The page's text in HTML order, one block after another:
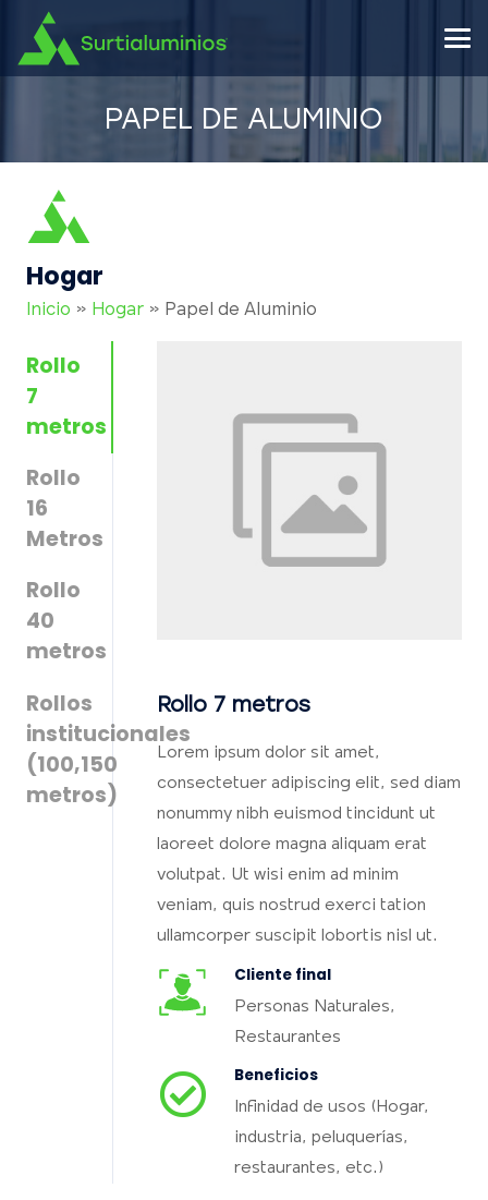
PAPEL DE ALUMINIO
Hogar
Inicio » Hogar » Papel de Aluminio
Rollo
7
metros
Rollo
16
Metros
Rollo
40
metros
Rollos
institucionales
(100,150
metros)
Rollo 7 metros
Lorem ipsum dolor sit amet,
consectetuer adipiscing elit, sed diam
nonummy nibh euismod tincidunt ut
laoreet dolore magna aliquam erat
volutpat. Ut wisi enim ad minim
veniam, quis nostrud exerci tation
ullamcorper suscipit lobortis nisl ut.
Cliente final
Personas Naturales,
Restaurantes
Beneficios
Infinidad de usos (Hogar,
industria, peluquerías,
restaurantes, etc.)